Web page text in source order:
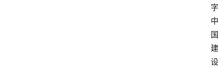
字
中
国
建
设